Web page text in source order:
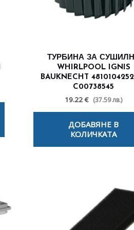
ТУРБИНА ЗА
WHIRLPOOL IGNIS
BAUKNECHT
C00738545
19.22 € (37.59 лв.)
ДОБАВЯНЕ В
КОЛИЧКАТА